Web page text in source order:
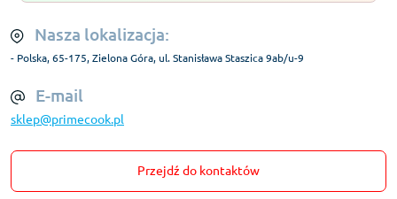
Nasza lokalizacja:
- Polska, 65-175, Zielona Góra, ul. Stanisława Staszica 9ab/u-9
E-mail
sklep@primecook.pl
Przejdź do kontaktów